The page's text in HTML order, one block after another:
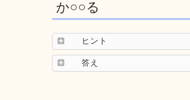
か○○る
ヒント
答え